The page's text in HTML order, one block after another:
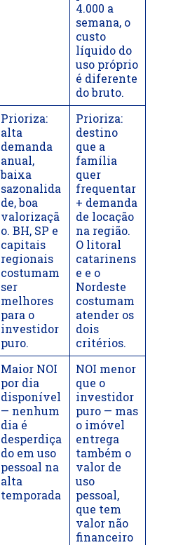
4.000 a
semana, o
custo
líquido do
uso próprio
é diferente
do bruto.
Prioriza:
alta
demanda
anual,
baixa
sazonalida
de, boa
valorizaçã
o. BH, SP e
capitais
regionais
costumam
ser
melhores
para o
investidor
puro.
Prioriza:
destino
que a
família
quer
frequentar
+ demanda
de locação
na região.
O litoral
catarinens
e e o
Nordeste
costumam
atender os
dois
critérios.
Maior NOI
por dia
disponível
— nenhum
dia é
desperdiça
do em uso
pessoal na
alta
temporada
NOI menor
que o
investidor
puro — mas
o imóvel
entrega
também o
valor de
uso
pessoal,
que tem
valor não
financeiro